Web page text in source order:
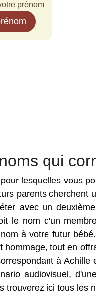
prénom
qui
lesquelles vous
parents cherchent
avec un
le nom d'un
à votre futur
hommage, tout en
à
audiovisuel,
trouverez ici tous les